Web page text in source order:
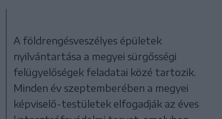
A földrengésveszélyes épületek
nyilvántartása a megyei sürgősségi
felügyelőségek feladatai közé tartozik.
Minden év szeptemberében a megyei
képviselő-testületek elfogadják az éves